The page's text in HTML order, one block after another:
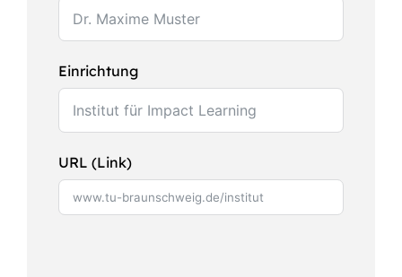
Einrichtung
URL (Link)